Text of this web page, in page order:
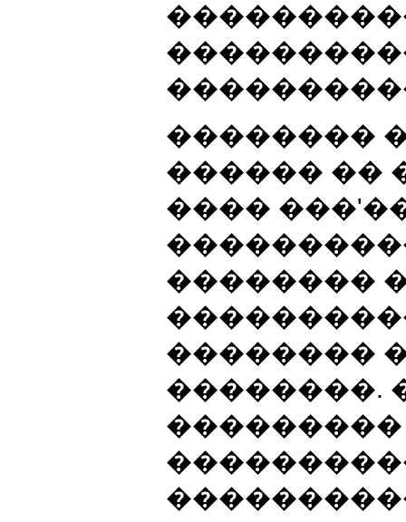
��������
������ ��
����
��������
��������
��������.